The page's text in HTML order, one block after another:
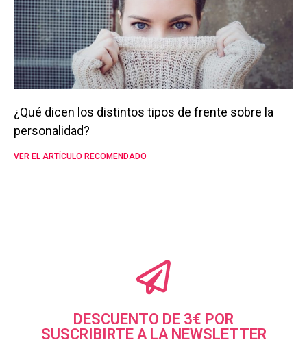
¿Qué dicen los distintos tipos de frente sobre la
personalidad?
VER EL ARTÍCULO RECOMENDADO
DESCUENTO DE 3€ POR
SUSCRIBIRTE A LA NEWSLETTER